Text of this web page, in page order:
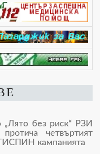
„Лято без риск“ РЗИ
четвъртият
кампанията